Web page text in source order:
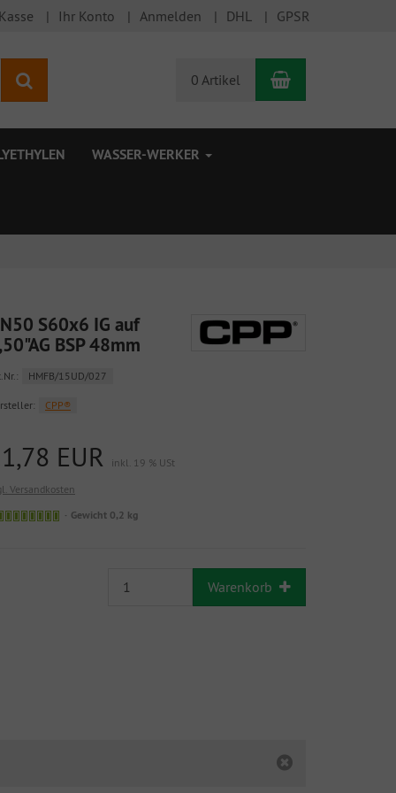
Ihr Konto Anmelden DHL GPSR
0 Artikel Warenkorb
WASSER-WERKER
S60x6 IG auf
BSP 48mm
HMFB/15UD/027
CPP®
EUR
inkl. 19 % USt
Versandkosten
Gewicht 0,2 kg
Warenkorb